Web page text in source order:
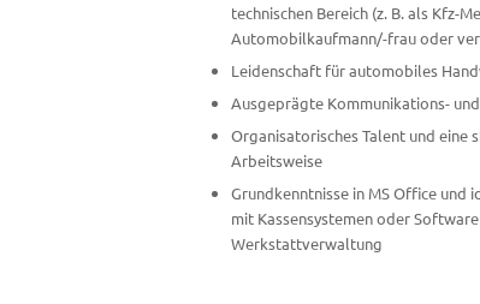
technischen Bereich (z. B. als Kfz-
Automobilkaufmann/-frau oder
Leidenschaft für automobiles
Ausgeprägte Kommunikations-
Organisatorisches Talent und eine
Arbeitsweise
Grundkenntnisse in MS Office und
mit Kassensystemen oder
Werkstattverwaltung